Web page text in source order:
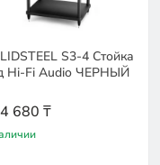
S3-4 Стойка
Hi-Fi Audio ЧЕРНЫЙ
680 ₸